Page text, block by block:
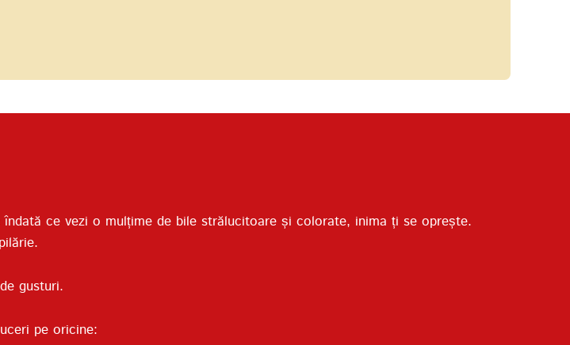
ce vezi o mulțime de bile strălucitoare și colorate, inima ți se oprește.
gusturi.
pe oricine: